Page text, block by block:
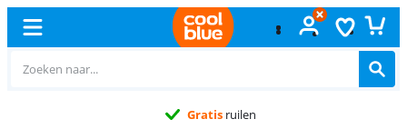
Gratis ruilen